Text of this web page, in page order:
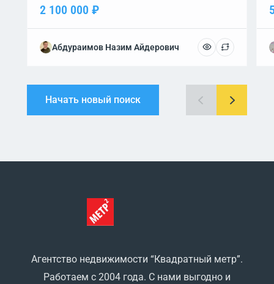
2 100 000 ₽
Абдураимов Назим Айдерович
Начать новый поиск
Агентство недвижимости “Квадратный метр”.
Работаем с 2004 года. С нами выгодно и